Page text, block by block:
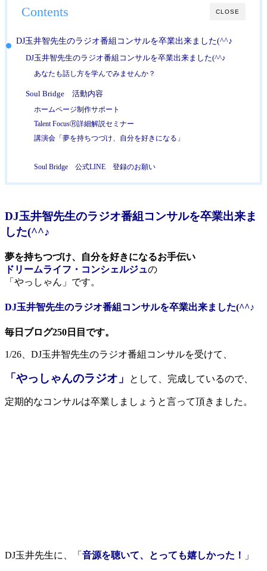
CLOSE
Contents
DJ玉井智先生のラジオ番組コンサルを卒業出来ました(^^♪
DJ玉井智先生のラジオ番組コンサルを卒業出来ました(^^♪
あなたも話し方を学んでみませんか？
Soul Bridge 活動内容
ホームページ制作サポート
Talent FocusⓇ詳細解説セミナー
講演会「夢を持ちつづけ、自分を好きになる」
Soul Bridge 公式LINE 登録のお願い
DJ玉井智先生のラジオ番組コンサルを卒業出来ま
した(^^♪
夢を持ちつづけ、自分を好きになるお手伝い
ドリームライフ・コンシェルジュの
「やっしゃん」です。
DJ玉井智先生のラジオ番組コンサルを卒業出来ました(^^♪
毎日ブログ250日目です。
1/26、DJ玉井智先生のラジオ番組コンサルを受けて、
「やっしゃんのラジオ」 として、完成しているので、
定期的なコンサルは卒業しましょうと言って頂きました。
DJ玉井先生に、「 音源を聴いて、とっても嬉しかった！ 」